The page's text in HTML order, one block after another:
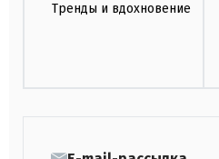
Тренды и вдохновение